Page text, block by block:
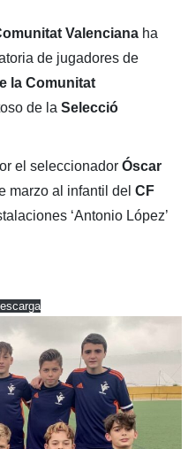
Valenciana ha
de jugadores de
la Comunitat
de la Selecció
el seleccionador Óscar
marzo al infantil del CF
‘Antonio López’